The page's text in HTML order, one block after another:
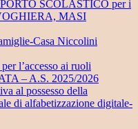
SCOLASTICO per i
MASI
Casa Niccolini
l’accesso ai ruoli
– A.S. 2025/2026
al possesso della
di alfabetizzazione digitale-